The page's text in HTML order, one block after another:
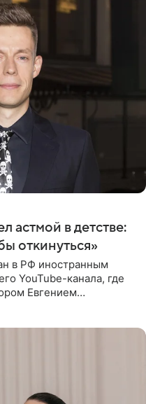
астмой в детстве:
откинуться»
в РФ иностранным
YouTube-канала, где
Евгением